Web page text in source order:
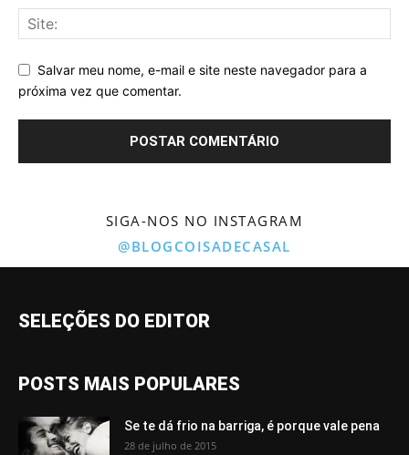
Salvar meu nome, e-mail e site neste navegador para a
próxima vez que comentar.
SIGA-NOS NO INSTAGRAM
@BLOGCOISADECASAL
SELEÇÕES DO EDITOR
POSTS MAIS POPULARES
Se te dá frio na barriga, é porque vale pena
28 de julho de 2015